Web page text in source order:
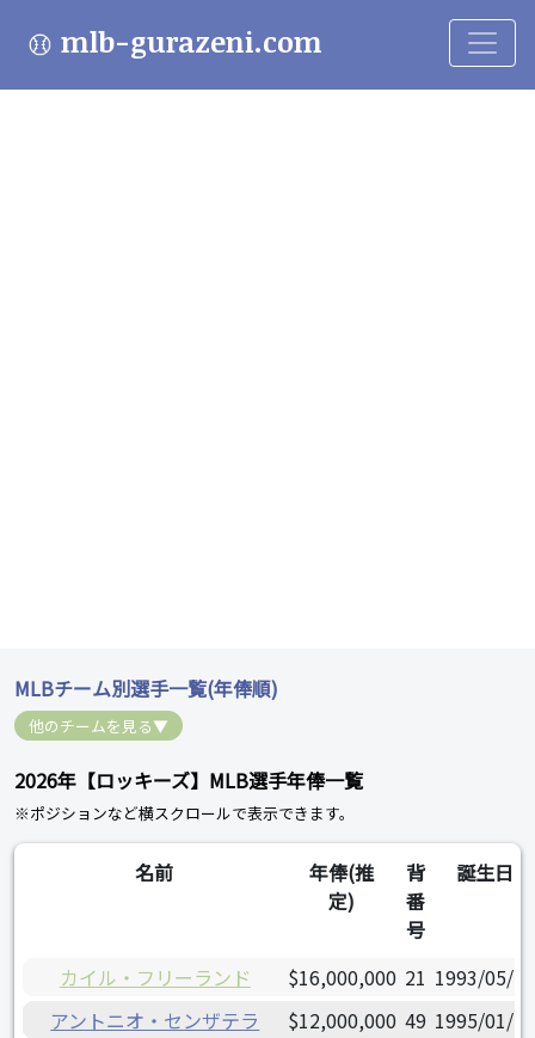
mlb-gurazeni.com
MLBチーム別選手一覧(年俸順)
他のチームを見る▼
2026年【ロッキーズ】MLB選手年俸一覧
※ポジションなど横スクロールで表示できます。
名前
年俸(推
定)
背
番
号
誕生日
カイル・フリーランド $16,000,000 21 1993/05/14
アントニオ・センザテラ
$12,000,000 49 1995/01/21